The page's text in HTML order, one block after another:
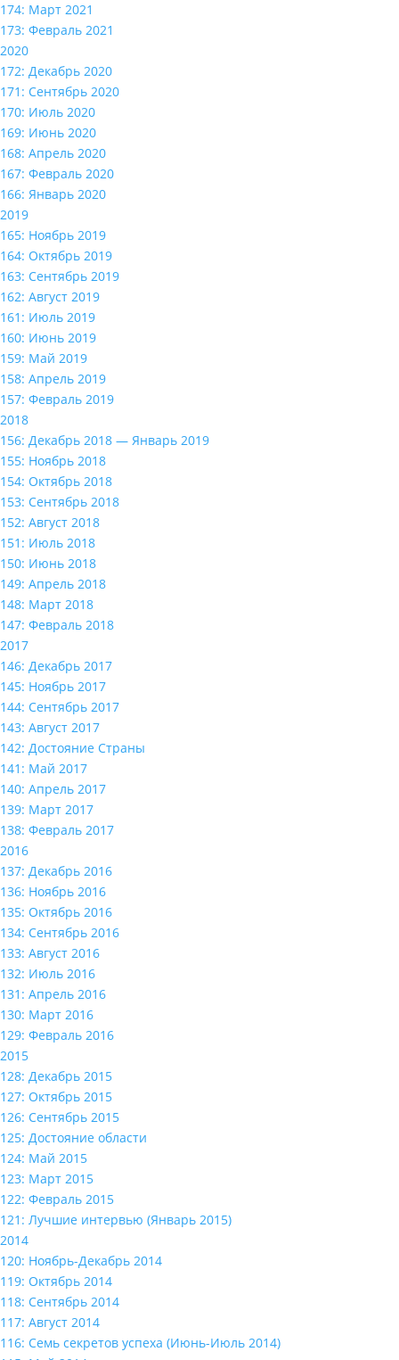
174: Март 2021
173: Февраль 2021
2020
172: Декабрь 2020
171: Сентябрь 2020
170: Июль 2020
169: Июнь 2020
168: Апрель 2020
167: Февраль 2020
166: Январь 2020
2019
165: Ноябрь 2019
164: Октябрь 2019
163: Сентябрь 2019
162: Август 2019
161: Июль 2019
160: Июнь 2019
159: Май 2019
158: Апрель 2019
157: Февраль 2019
2018
156: Декабрь 2018 — Январь 2019
155: Ноябрь 2018
154: Октябрь 2018
153: Сентябрь 2018
152: Август 2018
151: Июль 2018
150: Июнь 2018
149: Апрель 2018
148: Март 2018
147: Февраль 2018
2017
146: Декабрь 2017
145: Ноябрь 2017
144: Сентябрь 2017
143: Август 2017
142: Достояние Страны
141: Май 2017
140: Апрель 2017
139: Март 2017
138: Февраль 2017
2016
137: Декабрь 2016
136: Ноябрь 2016
135: Октябрь 2016
134: Сентябрь 2016
133: Август 2016
132: Июль 2016
131: Апрель 2016
130: Март 2016
129: Февраль 2016
2015
128: Декабрь 2015
127: Октябрь 2015
126: Сентябрь 2015
125: Достояние области
124: Май 2015
123: Март 2015
122: Февраль 2015
121: Лучшие интервью (Январь 2015)
2014
120: Ноябрь-Декабрь 2014
119: Октябрь 2014
118: Сентябрь 2014
117: Август 2014
116: Семь секретов успеха (Июнь-Июль 2014)